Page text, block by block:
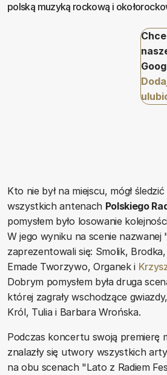
polską muzyką rockową i
Kto nie był na miejscu, mógł
wszystkich antenach Polskiego
pomysłem było losowanie
W jego wyniku na scenie
zaprezentowali się: Smolik,
Emade Tworzywo, Organek i
Dobrym pomysłem była druga
której zagrały wschodzące
Król, Tulia i Barbara Wrońska.
Podczas koncertu swoją premierę
znalazły się utwory wszystkich
na obu scenach "Lato z Radiem